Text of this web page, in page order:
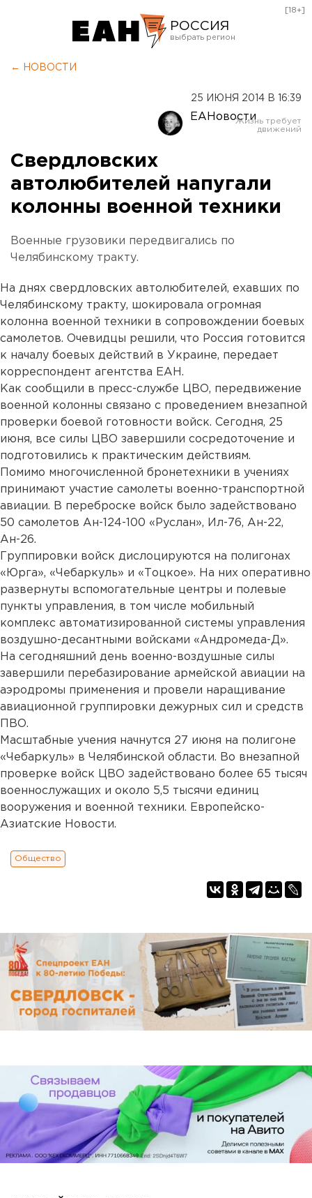
РОССИЯ
Оренбург
[18+]
← НОВОСТИ
25 ИЮНЯ 2014 В 16:39
ЕАНовости
Свердловских
автолюбителей напугали
колонны военной техники
Военные грузовики передвигались по
Челябинскому тракту.
На днях свердловских автолюбителей, ехавших по
Челябинскому тракту, шокировала огромная
колонна военной техники в сопровождении боевых
самолетов. Очевидцы решили, что Россия готовится
к началу боевых действий в Украине, передает
корреспондент агентства ЕАН.
Как сообщили в пресс-службе ЦВО, передвижение
военной колонны связано с проведением внезапной
проверки боевой готовности войск. Сегодня, 25
июня, все силы ЦВО завершили сосредоточение и
подготовились к практическим действиям.
Помимо многочисленной бронетехники в учениях
принимают участие самолеты военно-транспортной
авиации. В переброске войск было задействовано
50 самолетов Ан-124-100 «Руслан», Ил-76, Ан-22,
Ан-26.
Группировки войск дислоцируются на полигонах
«Юрга», «Чебаркуль» и «Тоцкое». На них оперативно
развернуты вспомогательные центры и полевые
пункты управления, в том числе мобильный
комплекс автоматизированной системы управления
воздушно-десантными войсками «Андромеда-Д».
На сегодняшний день военно-воздушные силы
завершили перебазирование армейской авиации на
аэродромы применения и провели наращивание
авиационной группировки дежурных сил и средств
ПВО.
Масштабные учения начнутся 27 июня на полигоне
«Чебаркуль» в Челябинской области. Во внезапной
проверке войск ЦВО задействовано более 65 тысяч
военнослужащих и около 5,5 тысячи единиц
вооружения и военной техники. Европейско-
Азиатские Новости.
Общество